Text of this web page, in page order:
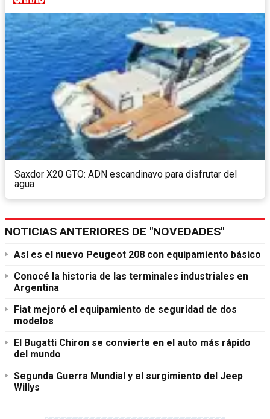
Saxdor X20 GTO: ADN escandinavo para disfrutar del
agua
NOTICIAS ANTERIORES DE "NOVEDADES"
Así es el nuevo Peugeot 208 con equipamiento básico
Conocé la historia de las terminales industriales en
Argentina
Fiat mejoró el equipamiento de seguridad de dos
modelos
El Bugatti Chiron se convierte en el auto más rápido
del mundo
Segunda Guerra Mundial y el surgimiento del Jeep
Willys